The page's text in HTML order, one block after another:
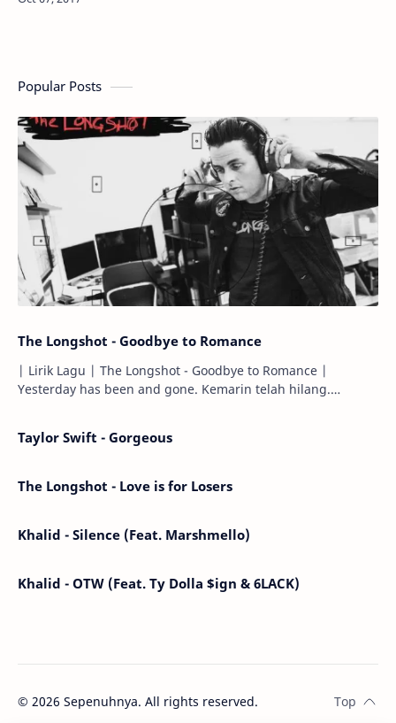
Popular Posts
The Longshot - Goodbye to Romance
| Lirik Lagu | The Longshot - Goodbye to Romance |
Yesterday has been and gone. Kemarin telah hilang.
Taylor Swift - Gorgeous
The Longshot - Love is for Losers
Khalid - Silence (Feat. Marshmello)
Khalid - OTW (Feat. Ty Dolla $ign & 6LACK)
© 2026 Sepenuhnya. All rights reserved.